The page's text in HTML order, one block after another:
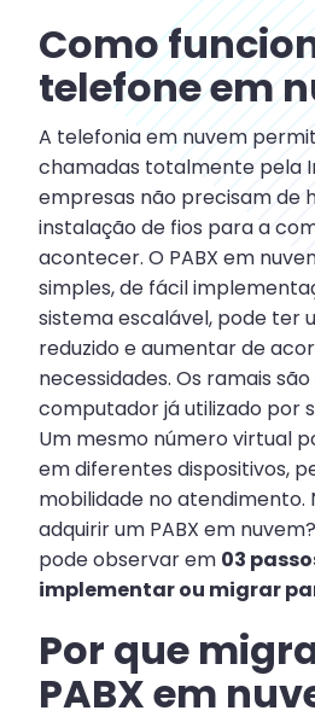
Como
telefone em
A telefonia em nuvem
chamadas totalmente pela
empresas não precisam de
instalação de fios para a
acontecer. O PABX em
simples, de fácil
sistema escalável, pode ter
reduzido e aumentar de
necessidades. Os ramais
computador já utilizado por
Um mesmo número virtual
em diferentes dispositivos,
mobilidade no atendimento.
adquirir um PABX em
pode observar em 03
implementar ou migrar
Por que
PABX em